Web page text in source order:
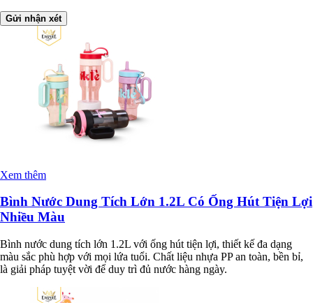
Gửi nhận xét
Xem thêm
Bình Nước Dung Tích Lớn 1.2L Có Ống Hút Tiện Lợi
Nhiều Màu
Bình nước dung tích lớn 1.2L với ống hút tiện lợi, thiết kế đa dạng
màu sắc phù hợp với mọi lứa tuổi. Chất liệu nhựa PP an toàn, bền bỉ,
là giải pháp tuyệt vời để duy trì đủ nước hàng ngày.